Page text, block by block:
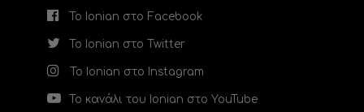
Το Ionian στο Facebook
Το Ionian στο Twitter
Το Ionian στο Instagram
Το κανάλι του Ionian στο YouTube